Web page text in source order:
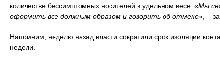
количестве бессимптомных носителей в удельном весе. «Мы
оформить все должным образом и говорить об отмене», –
Напомним, неделю назад власти сократили срок изоляции
недели.